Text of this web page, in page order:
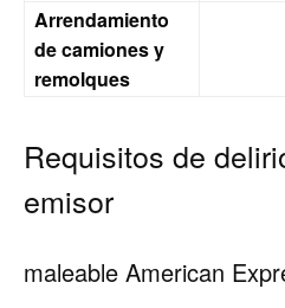
Arrendamiento
de camiones y
remolques
Requisitos de
emisor
maleable American